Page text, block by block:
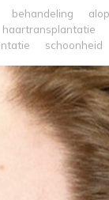
behandeling
haartransplantatie
schoonheid